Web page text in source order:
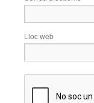
Lloc web